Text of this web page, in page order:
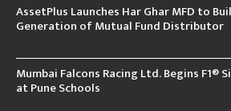
AssetPlus Launches Har Ghar MFD to
Generation of Mutual Fund Distributor
Mumbai Falcons Racing Ltd. Begins F1®
at Pune Schools